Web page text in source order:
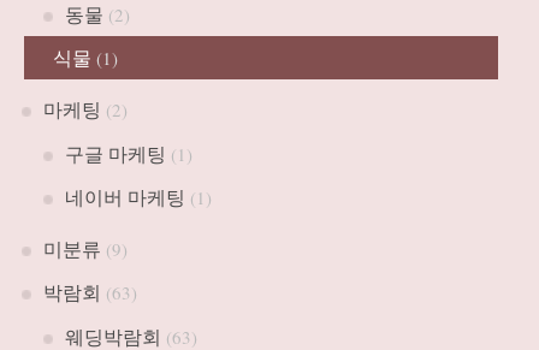
동물 (2)
식물 (1)
마케팅 (2)
구글 마케팅 (1)
네이버 마케팅 (1)
미분류 (9)
박람회 (63)
웨딩박람회 (63)